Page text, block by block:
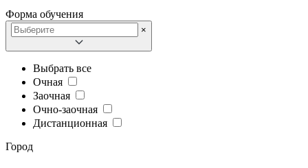
Форма обучения
×
Выбрать все
Очная
Заочная
Очно-заочная
Дистанционная
Город